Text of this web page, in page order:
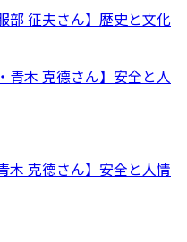
部 征夫さん】歴史と文化
木 克德さん】安全と人情